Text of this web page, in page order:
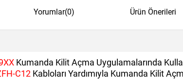
Yorumlar(0) Ürün Önerileri
Kumanda Kilit Açma Uygulamalarında
C12 Kabloları Yardımıyla Kumanda Kilit